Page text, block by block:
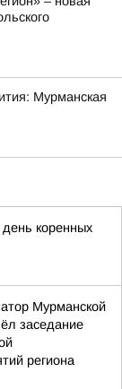
Мурманская
коренных
Мурманской
заседание
региона